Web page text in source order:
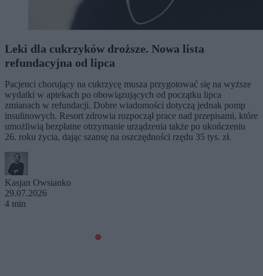
Leki dla cukrzyków droższe. Nowa lista
refundacyjna od lipca
Pacjenci chorujący na cukrzycę musza przygotować się na wyższe
wydatki w aptekach po obowiązujących od początku lipca
zmianach w refundacji. Dobre wiadomości dotyczą jednak pomp
insulinowych. Resort zdrowia rozpoczął prace nad przepisami, które
umożliwią bezpłatne otrzymanie urządzenia także po ukończeniu
26. roku życia, dając szansę na oszczędności rzędu 35 tys. zł.
Kasjan Owsianko
29.07.2026
4 min